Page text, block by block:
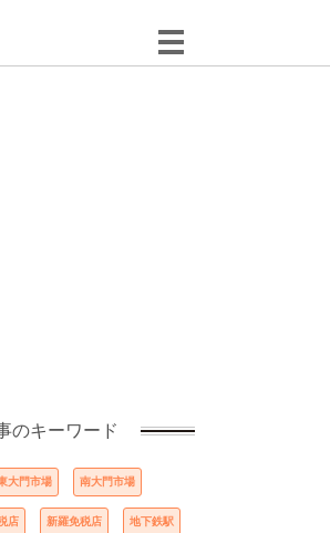
のキーワード
大門市場 南大門市場
店 新羅免税店 地下鉄駅